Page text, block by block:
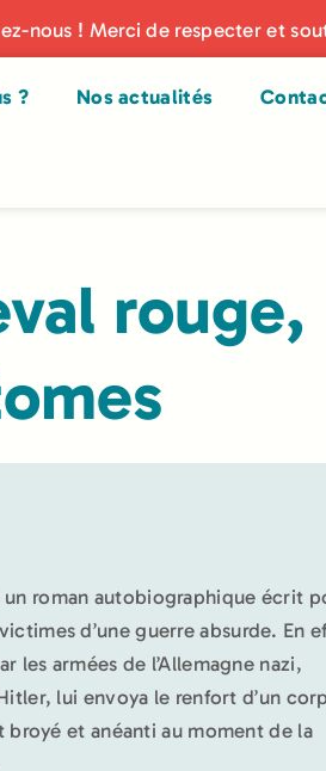
nous ! Merci de respecter et
? Nos actualités
rouge,
un roman autobiographique écrit
d’une guerre absurde. En
les armées de l’Allemagne nazi,
lui envoya le renfort d’un
et anéanti au moment de la